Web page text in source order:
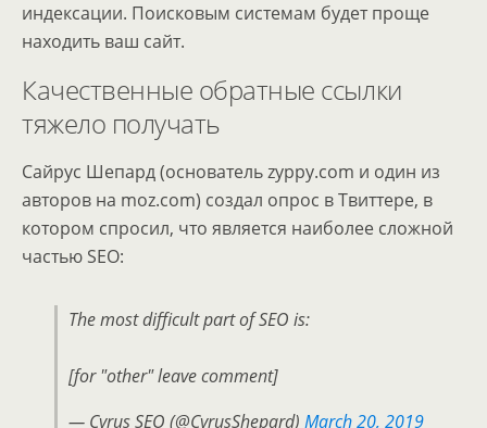
индексации. Поисковым системам будет проще
находить ваш сайт.
Качественные обратные ссылки
тяжело получать
Сайрус Шепард (основатель zyppy.com и один из
авторов на moz.com) создал опрос в Твиттере, в
котором спросил, что является наиболее сложной
частью SEO:
The most difficult part of SEO is:
[for "other" leave comment]
— Cyrus SEO (@CyrusShepard) March 20, 2019